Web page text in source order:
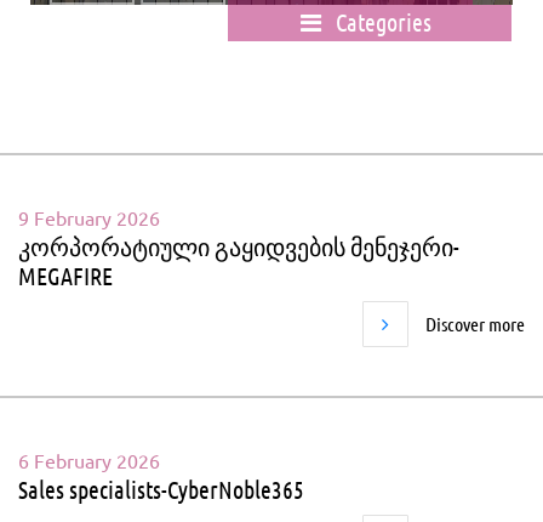
Categories
9 February 2026
კორპორატიული გაყიდვების მენეჯერი-
MEGAFIRE
Discover more
6 February 2026
Sales specialists-CyberNoble365